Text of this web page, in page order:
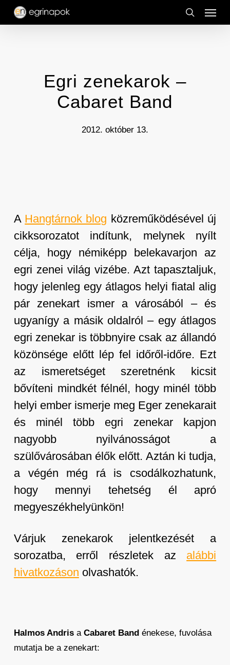
Skip
search
Menu
Egri zenekarok –
Cabaret Band
2012. október 13.
A Hangtárnok blog közreműködésével új
cikksorozatot indítunk, melynek nyílt
célja, hogy némiképp belekavarjon az
egri zenei világ vizébe. Azt tapasztaljuk,
hogy jelenleg egy átlagos helyi fiatal alig
pár zenekart ismer a városából – és
ugyanígy a másik oldalról – egy átlagos
egri zenekar is többnyire csak az állandó
közönsége előtt lép fel időről-időre. Ezt
az ismeretséget szeretnénk kicsit
bővíteni mindkét félnél, hogy minél több
helyi ember ismerje meg Eger zenekarait
és minél több egri zenekar kapjon
nagyobb nyilvánosságot a
szülővárosában élők előtt. Aztán ki tudja,
a végén még rá is csodálkozhatunk,
hogy mennyi tehetség él apró
megyeszékhelyünkön!
Várjuk zenekarok jelentkezését a
sorozatba, erről részletek az alábbi
hivatkozáson olvashatók.
Halmos Andrisa Cabaret Bandénekese, fuvolása
mutatja be a zenekart: